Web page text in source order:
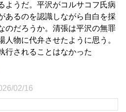
ようだ。平沢がコルサコフ氏病
あるのを認識しながら自白を採
のだろうか。清張は平沢の無罪
人物に代弁させたように思う。
行されることはなかった
02/16